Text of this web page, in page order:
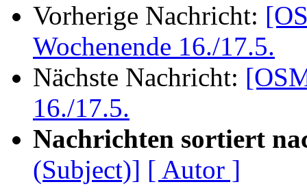
Vorherige Nachricht:
Wochenende 16./17.5.
Nächste Nachricht:
16./17.5.
Nachrichten sortiert
(Subject)] [ Autor ]